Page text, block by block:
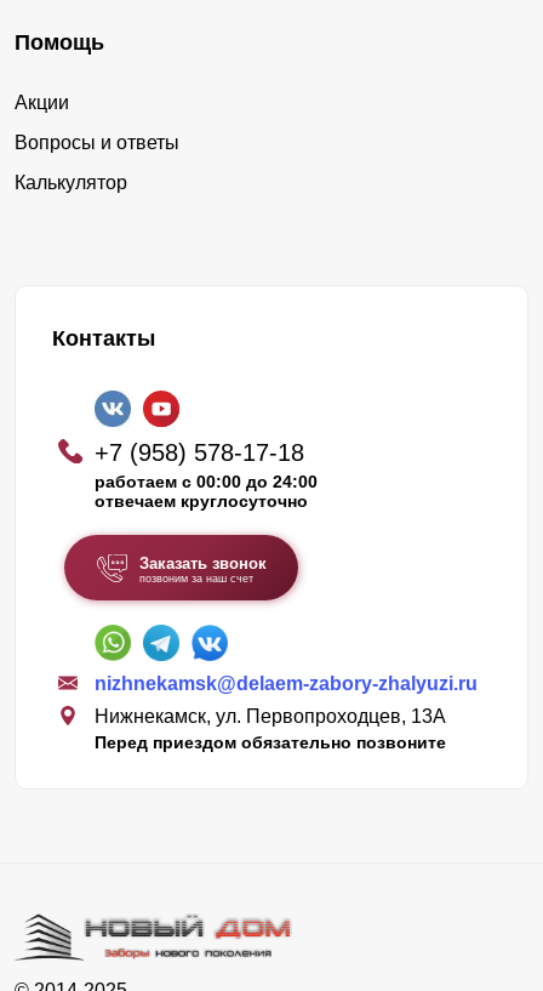
Помощь
Акции
Вопросы и ответы
Калькулятор
Контакты
+7 (958) 578-17-18
работаем с 00:00 до 24:00
отвечаем круглосуточно
Заказать звонок
позвоним за наш счет
nizhnekamsk@delaem-zabory-zhalyuzi.ru
Нижнекамск, ул. Первопроходцев, 13А
Перед приездом обязательно позвоните